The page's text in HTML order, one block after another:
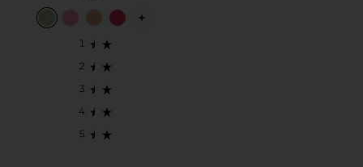
PLUS ICON TO SEE MORE OPTIONS